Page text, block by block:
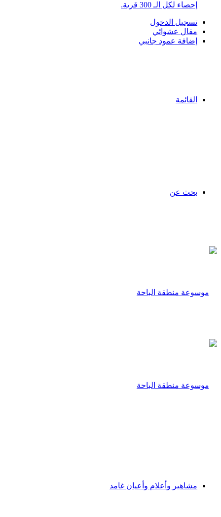
إحصاء لكل الـ 300 قرية.
تسجيل الدخول
مقال عشوائي
إضافة عمود جانبي
القائمة
بحث عن
مشاهير وأعلام وأعيان غامد